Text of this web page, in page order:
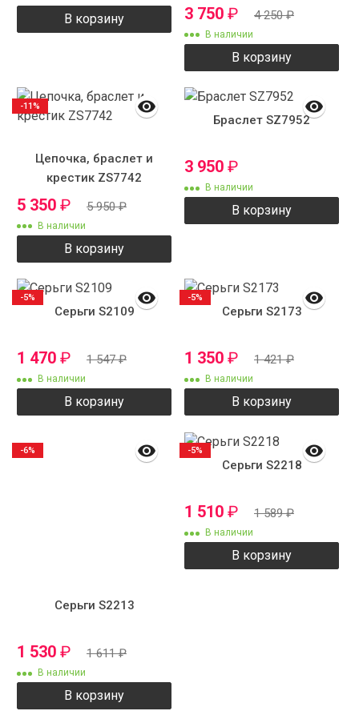
В корзину 3 750 ₽ 4 250₽
В наличии
В корзину
Цепочка, браслет и
крестик ZS7742
5 350 ₽ 5 950₽
В наличии
В корзину
-11%
Браслет SZ7952
3 950 ₽
В наличии
В корзину
Серьги S2109
1 470 ₽ 1 547₽
В наличии
В корзину
-5%
Серьги S2173
1 350 ₽ 1 421₽
В наличии
В корзину
-5%
Серьги S2213
1 530 ₽ 1 611₽
В наличии
В корзину
-6%
Серьги S2218
1 510 ₽ 1 589₽
В наличии
В корзину
-5%